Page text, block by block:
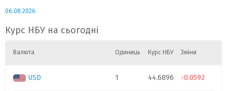
06.08.2026
Курс НБУ на сьогодні
Валюта Одиниць Курс НБУ Зміни
USD 1 44.6896 -0.0592